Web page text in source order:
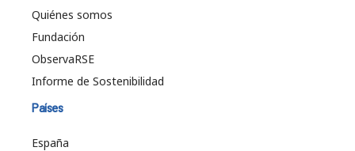
Quiénes somos
Fundación
ObservaRSE
Informe de Sostenibilidad
Países
España